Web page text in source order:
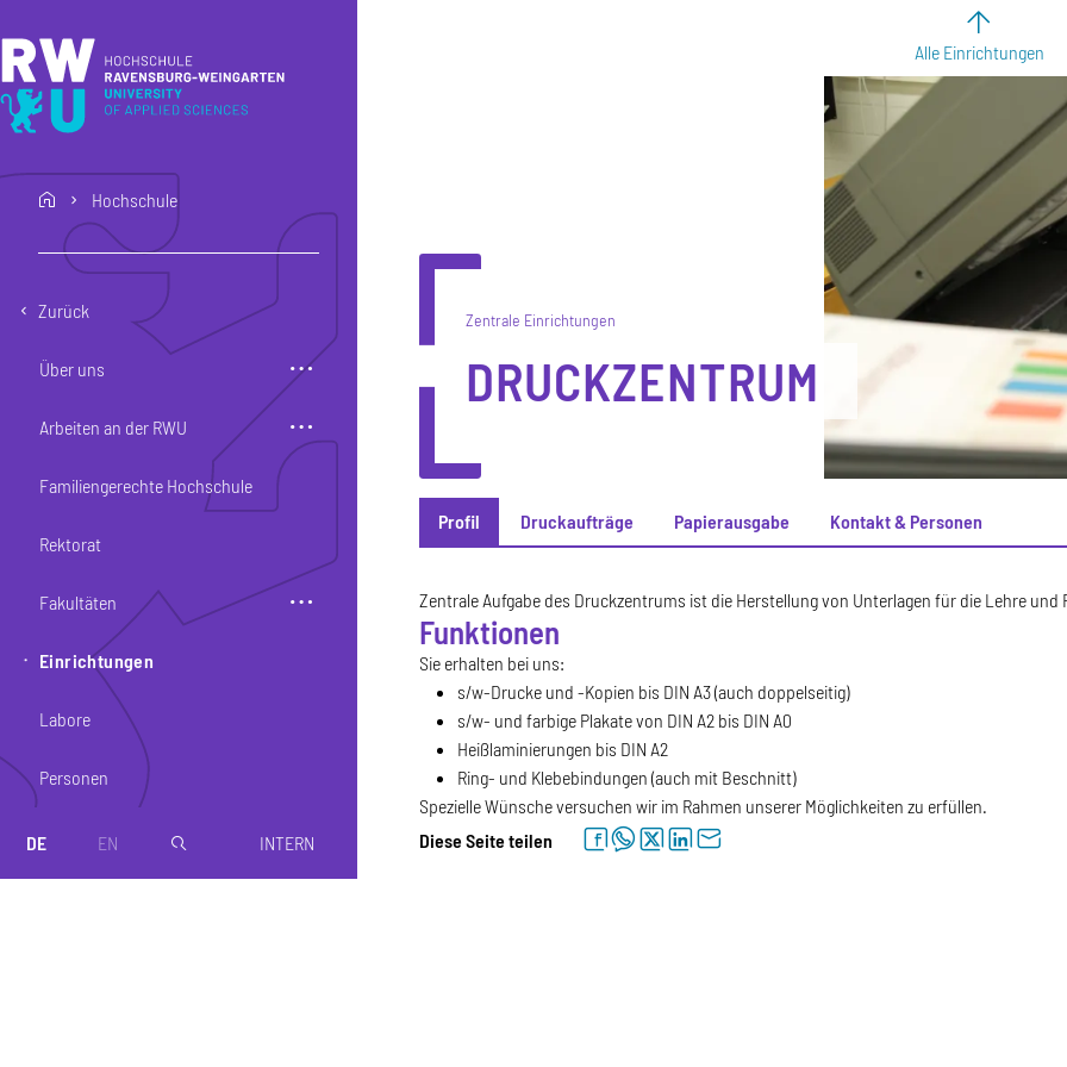
home Hochschule
Zurück
Über uns
Arbeiten an der RWU
Familiengerechte Hochschule
Rektorat
Fakultäten
Einrichtungen
Labore
Personen
DE EN magnifier INTERN
Alle Einrichtungen
Zentrale Einrichtungen
DRUCKZENTRUM
Profil Druckaufträge Papierausgabe Kontakt & Personen
Profil
Zentrale Aufgabe des Druckzentrums ist die Herstellung von Unterlagen für die Lehre und
Funktionen
Sie erhalten bei uns:
s/w-Drucke und -Kopien bis DIN A3 (auch doppelseitig)
s/w- und farbige Plakate von DIN A2 bis DIN A0
Heißlaminierungen bis DIN A2
Ring- und Klebebindungen (auch mit Beschnitt)
Spezielle Wünsche versuchen wir im Rahmen unserer Möglichkeiten zu erfüllen.
Diese Seite teilen
facebookwhatsapptwitterlinkedinletter